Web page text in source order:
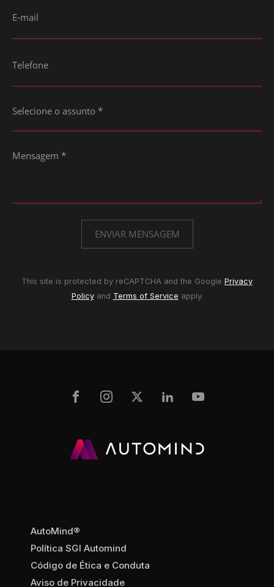
This site is protected by reCAPTCHA and the Google Privacy
Policyand Terms of Service apply.
AutoMind®
Política SGI Automind
Código de Ética e Conduta
Aviso de Privacidade